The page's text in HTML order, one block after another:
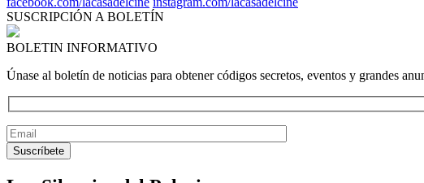
SUSCRIPCIÓN A BOLETÍN
BOLETIN INFORMATIVO
Únase al boletín de noticias para obtener códigos secretos, eventos y grandes